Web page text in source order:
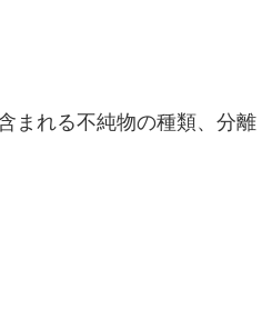
まれる不純物の種類、分離